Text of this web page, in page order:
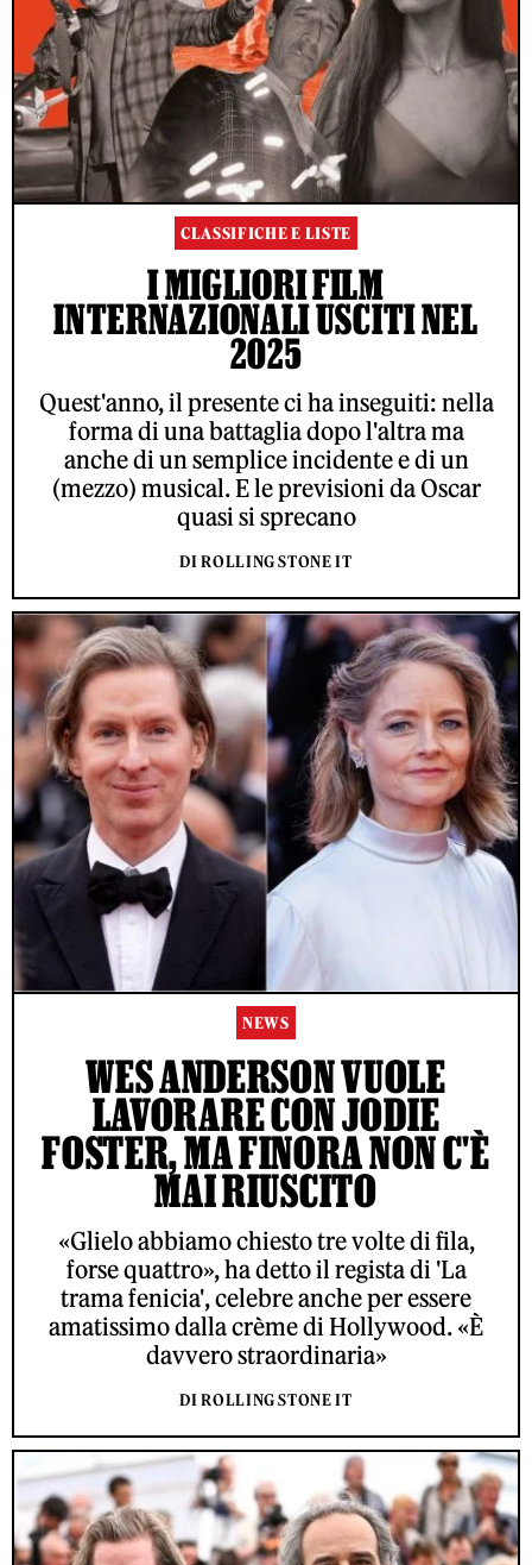
CLASSIFICHE E LISTE
I MIGLIORI FILM
INTERNAZIONALI USCITI NEL
2025
Quest'anno, il presente ci ha inseguiti: nella
forma di una battaglia dopo l'altra ma
anche di un semplice incidente e di un
(mezzo) musical. E le previsioni da Oscar
quasi si sprecano
DI ROLLING STONE IT
NEWS
WES ANDERSON VUOLE
LAVORARE CON JODIE
FOSTER, MA FINORA NON C'È
MAI RIUSCITO
«Glielo abbiamo chiesto tre volte di fila,
forse quattro», ha detto il regista di 'La
trama fenicia', celebre anche per essere
amatissimo dalla crème di Hollywood. «È
davvero straordinaria»
DI ROLLING STONE IT